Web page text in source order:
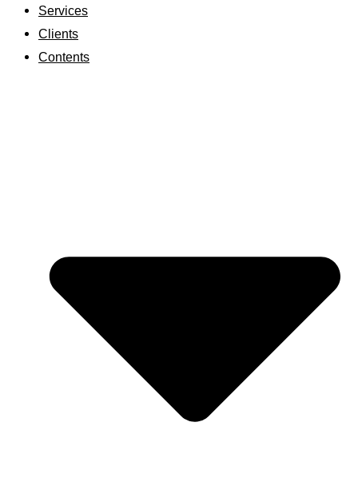
Services
Clients
Contents